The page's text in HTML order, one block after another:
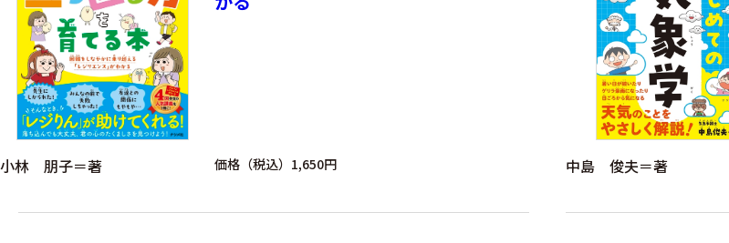
小林 朋子＝著 価格（税込）1,650円 中島 俊夫＝著